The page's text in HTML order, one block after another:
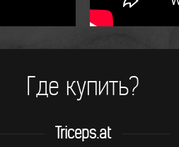
Где купить?
Triceps.at